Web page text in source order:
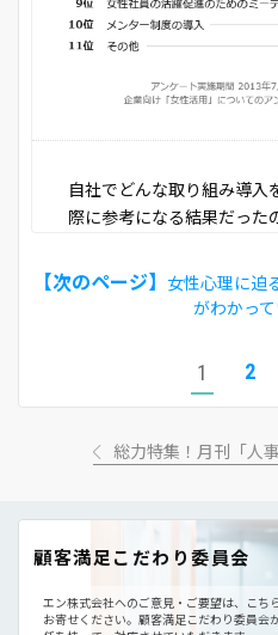
自社でどんな取り組み導入
際に参考になる結果だった
【次のページ】
女性心理に迫
がわかっ
1 2
総力特集！月刊「人
顧客満足こだわり委員会
エン株式会社へのご意見・ご要望は、こち
お寄せください。 顧客満足こだわり委員会